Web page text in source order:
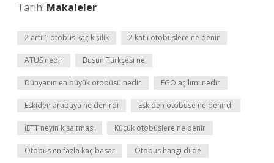
Tarih: Makaleler
2 artı 1 otobüs kaç kişilik 2 katlı otobüslere ne denir
ATUS nedir Busun Türkçesi ne
Dünyanın en büyük otobüsü nedir EGO açılımı nedir
Eskiden arabaya ne denirdi Eskiden otobüse ne denirdi
İETT neyin kısaltması Küçük otobüslere ne denir
Otobüs en fazla kaç basar Otobüs hangi dilde